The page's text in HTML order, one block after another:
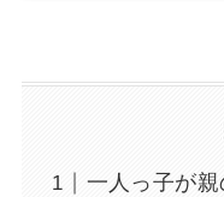
一人っ子が